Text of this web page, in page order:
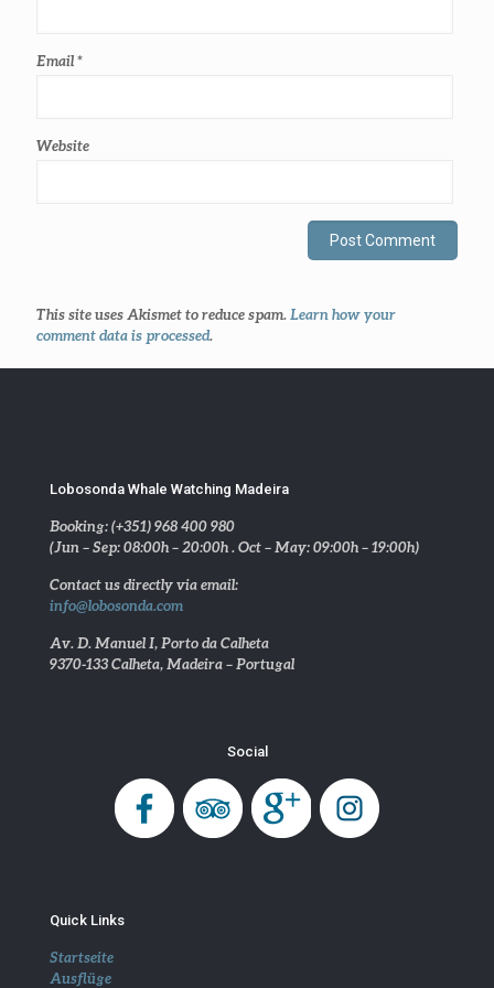
Email*
Website
This site uses Akismet to reduce spam. Learn how your
comment data is processed.
Lobosonda Whale Watching Madeira
Booking: (+351) 968 400 980
(Jun – Sep: 08:00h – 20:00h . Oct – May: 09:00h – 19:00h)
Contact us directly via email:
info@lobosonda.com
Av. D. Manuel I, Porto da Calheta
9370-133 Calheta, Madeira – Portugal
Social
Quick Links
Startseite
Ausflüge